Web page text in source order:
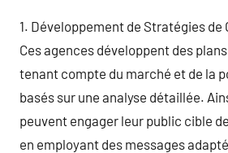
1. Développement de Stratégies
Ces agences développent des
tenant compte du marché et de la
basés sur une analyse détaillée.
peuvent engager leur public cible
en employant des messages